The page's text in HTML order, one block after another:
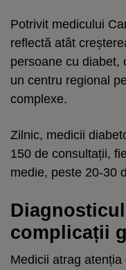
Potrivit medicului
reflectă atât
persoane cu diabet,
un centru regional
complexe.
Zilnic, medicii
150 de consultații,
medie, peste 20-30
complicații
Medicii atrag